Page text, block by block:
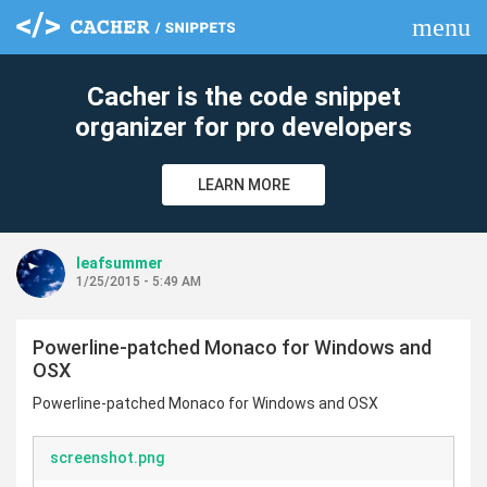
menu
Cacher is the code snippet
organizer for pro developers
LEARN MORE
leafsummer
1/25/2015 - 5:49 AM
Powerline-patched Monaco for Windows and
OSX
Powerline-patched Monaco for Windows and OSX
screenshot.png
clear